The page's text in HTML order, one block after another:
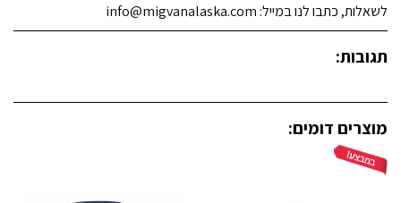
לשאלות, כתבו לנו במייל: info@migvanalaska.com
תגובות:
מוצרים דומים: